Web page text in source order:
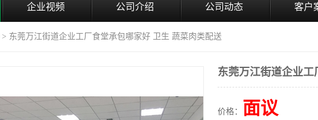
企业视频 公司介绍 公司动态 客户
> 东莞万江街道企业工厂食堂承包哪家好 卫生 蔬菜肉类配送
东莞万江街道企业
价格： 面议